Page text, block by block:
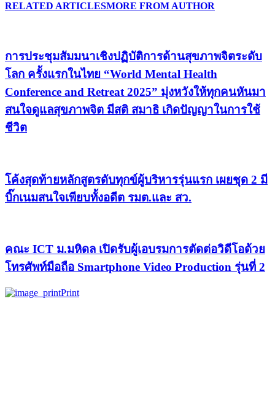
RELATED ARTICLESMORE FROM AUTHOR
การประชุมสัมมนาเชิงปฏิบัติการด้านสุขภาพจิตระดับ
โลก ครั้งแรกในไทย “World Mental Health
Conference and Retreat 2025” มุ่งหวังให้ทุกคนหันมา
สนใจดูแลสุขภาพจิต มีสติ สมาธิ เกิดปัญญาในการใช้
ชีวิต
โค้งสุดท้ายหลักสูตรดับทุกข์ผู้บริหารรุ่นแรก เผยชุด 2 มี
บิ๊กเนมสนใจเพียบทั้งอดีต รมต.และ สว.
คณะ ICT ม.มหิดล เปิดรับผู้เอบรมการตัดต่อวิดีโอด้วย
โทรศัพท์มือถือ Smartphone Video Production รุ่นที่ 2
Print